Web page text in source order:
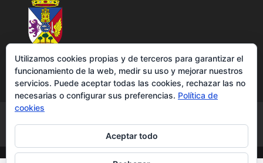
Política de cookies
Accesibilidad
Utilizamos cookies propias y de terceros para garantizar el
funcionamiento de la web, medir su uso y mejorar nuestros
servicios. Puede aceptar todas las cookies, rechazar las no
necesarias o configurar sus preferencias. Política de
cookies
Aceptar todo